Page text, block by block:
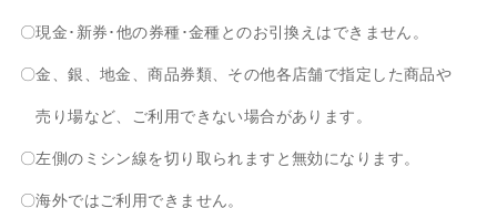
〇現金･新券･他の券種･金種とのお引換えはできません。
〇金、銀、地金、商品券類、その他各店舗で指定した商品や
売り場など、ご利用できない場合があります。
〇左側のミシン線を切り取られますと無効になります。
〇海外ではご利用できません。